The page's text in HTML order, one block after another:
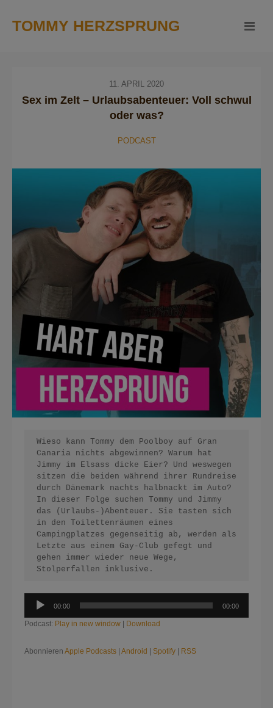
TOMMY HERZSPRUNG
11. APRIL 2020
Sex im Zelt – Urlaubsabenteuer: Voll schwul
oder was?
PODCAST
Wieso kann Tommy dem Poolboy auf Gran
Canaria nichts abgewinnen? Warum hat
Jimmy im Elsass dicke Eier? Und weswegen
sitzen die beiden während ihrer Rundreise
durch Dänemark nachts halbnackt im Auto?
In dieser Folge suchen Tommy und Jimmy
das (Urlaubs-)Abenteuer. Sie tasten sich
in den Toilettenräumen eines
Campingplatzes gegenseitig ab, werden als
Letzte aus einem Gay-Club gefegt und
gehen immer wieder neue Wege,
Stolperfallen inklusive.
Audio-
00:00 00:00
Podcast: Play in new window | Download
Abonnieren Apple Podcasts | Android | Spotify | RSS